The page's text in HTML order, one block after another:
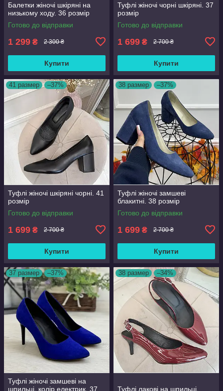
Балетки жіночі шкіряні на
низькому ходу. 36 розмір
Готово до відправки
1 299 ₴ 2 300 ₴
Купити
Туфлі жіночі чорні шкіряні. 37
розмір
Готово до відправки
1 699 ₴ 2 700 ₴
Купити
41 размер –37%
Туфлі жіночі шкіряні чорні. 41
розмір
Готово до відправки
1 699 ₴ 2 700 ₴
Купити
38 размер –37%
Туфлі жіночі замшеві
блакитні. 38 розмір
Готово до відправки
1 699 ₴ 2 700 ₴
Купити
37 размер –37%
Туфлі жіночі замшеві на
шпильці, колір електрик. 37
38 размер –34%
Туфлі лакові на шпильці,